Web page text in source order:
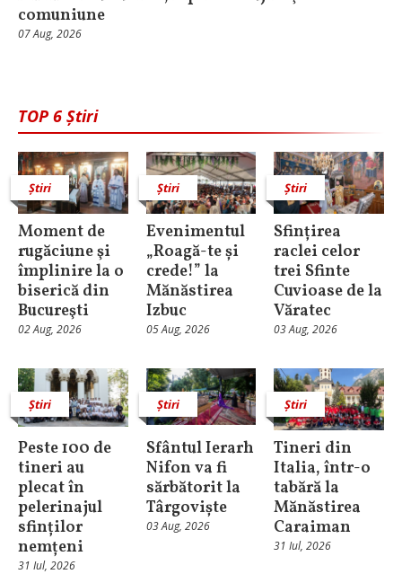
comuniune
07 Aug, 2026
TOP 6 Știri
Știri
Moment de
rugăciune şi
împlinire la o
biserică din
Bucureşti
02 Aug, 2026
Știri
Evenimentul
„Roagă-te și
crede!” la
Mănăstirea
Izbuc
05 Aug, 2026
Știri
Sfințirea
raclei celor
trei Sfinte
Cuvioase de la
Văratec
03 Aug, 2026
Știri
Peste 100 de
tineri au
plecat în
pelerinajul
sfinților
nemțeni
31 Iul, 2026
Știri
Sfântul Ierarh
Nifon va fi
sărbătorit la
Târgoviște
03 Aug, 2026
Știri
Tineri din
Italia, într-o
tabără la
Mănăstirea
Caraiman
31 Iul, 2026